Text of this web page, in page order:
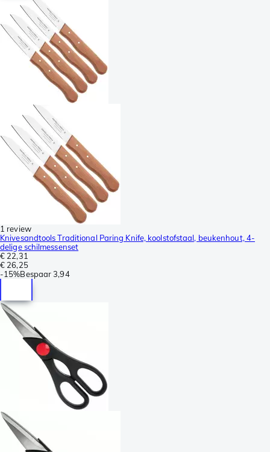
1 review
Knivesandtools Traditional Paring Knife, koolstofstaal, beukenhout, 4-
delige schilmessenset
€ 22,31
€ 26,25
-15%Bespaar 3,94